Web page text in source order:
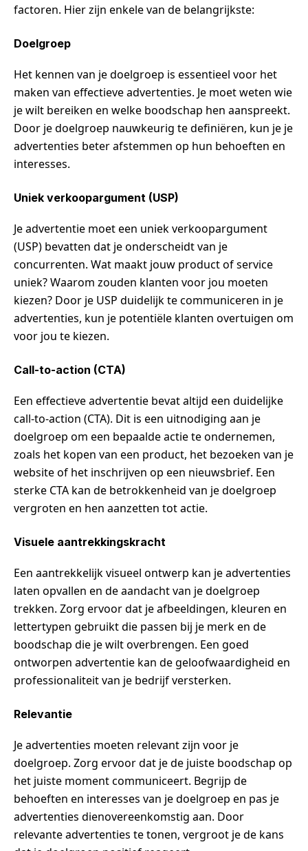
factoren. Hier zijn enkele van de belangrijkste:
Doelgroep
Het kennen van je doelgroep is essentieel voor het
maken van effectieve advertenties. Je moet weten wie
je wilt bereiken en welke boodschap hen aanspreekt.
Door je doelgroep nauwkeurig te definiëren, kun je je
advertenties beter afstemmen op hun behoeften en
interesses.
Uniek verkoopargument (USP)
Je advertentie moet een uniek verkoopargument
(USP) bevatten dat je onderscheidt van je
concurrenten. Wat maakt jouw product of service
uniek? Waarom zouden klanten voor jou moeten
kiezen? Door je USP duidelijk te communiceren in je
advertenties, kun je potentiële klanten overtuigen om
voor jou te kiezen.
Call-to-action (CTA)
Een effectieve advertentie bevat altijd een duidelijke
call-to-action (CTA). Dit is een uitnodiging aan je
doelgroep om een bepaalde actie te ondernemen,
zoals het kopen van een product, het bezoeken van je
website of het inschrijven op een nieuwsbrief. Een
sterke CTA kan de betrokkenheid van je doelgroep
vergroten en hen aanzetten tot actie.
Visuele aantrekkingskracht
Een aantrekkelijk visueel ontwerp kan je advertenties
laten opvallen en de aandacht van je doelgroep
trekken. Zorg ervoor dat je afbeeldingen, kleuren en
lettertypen gebruikt die passen bij je merk en de
boodschap die je wilt overbrengen. Een goed
ontworpen advertentie kan de geloofwaardigheid en
professionaliteit van je bedrijf versterken.
Relevantie
Je advertenties moeten relevant zijn voor je
doelgroep. Zorg ervoor dat je de juiste boodschap op
het juiste moment communiceert. Begrijp de
behoeften en interesses van je doelgroep en pas je
advertenties dienovereenkomstig aan. Door
relevante advertenties te tonen, vergroot je de kans